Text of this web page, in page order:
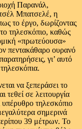
Παρανάλ,
Μπατσελέ, η
το έργο, δωρίζοντας
τηλεσκόπιο, καθώς
«πρωτεύουσα»
πεντακάθαρο ουρανό
γι’ αυτό
να ξεπεράσει το
τεθεί σε λειτουργία
υπέρυθρο τηλεσκόπιο
σημερινά
39 μέτρων. Το